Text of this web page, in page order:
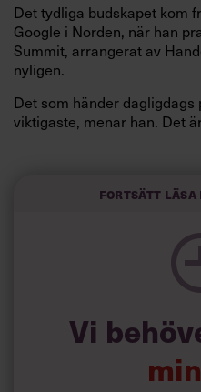
Det tydliga budskapet kom
Google i Norden, när han
Summit, arrangerat av
nyligen.
Det som händer
viktigaste, menar han. Det
och höjt arbetsglädjen på
Fortsätt
Vi